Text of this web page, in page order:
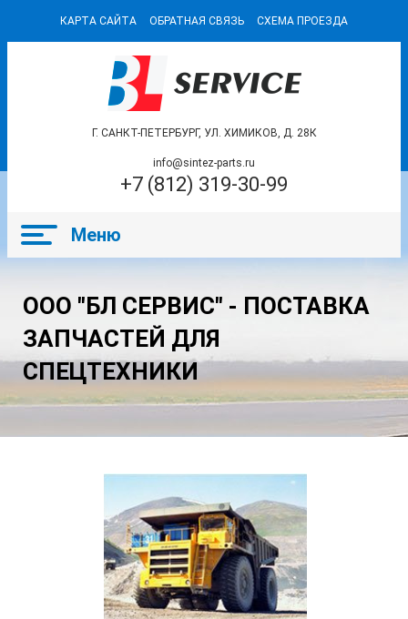
КАРТА САЙТА ОБРАТНАЯ СВЯЗЬ СХЕМА ПРОЕЗДА
Г. САНКТ-ПЕТЕРБУРГ, УЛ. ХИМИКОВ, Д. 28К
info@sintez-parts.ru
+7 (812) 319-30-99
ООО "БЛ СЕРВИС" - ПОСТАВКА
ЗАПЧАСТЕЙ ДЛЯ
СПЕЦТЕХНИКИ